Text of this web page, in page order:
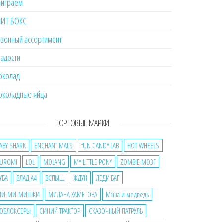
БОКС
ассортимент
яйца
ТОРГОВЫЕ МАРКИ
SHARK ENCHANTIMALS fUN CANDY LAB
HOT WHEELS
LOL MOLANG MY LITTLE PONY
ZOMBIE МОЗГ
ВЛАД А4 ВСПЫШ ЖДУН
ЛЕДИ БАГ
МИ-МИШКИ
МИЛАНА ХАМЕТОВА
Маша и медведь
СИНИЙ ТРАКТОР СКАЗОЧНЫЙ ПАТРУЛЬ